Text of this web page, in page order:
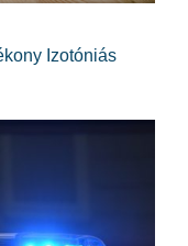
Izotóniás